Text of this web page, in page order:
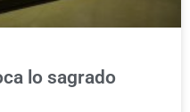
lo sagrado